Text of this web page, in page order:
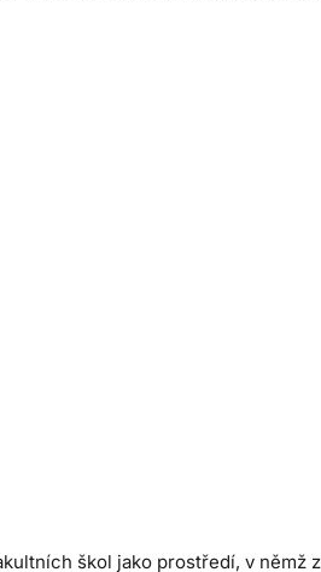
škol jako prostředí, v němž